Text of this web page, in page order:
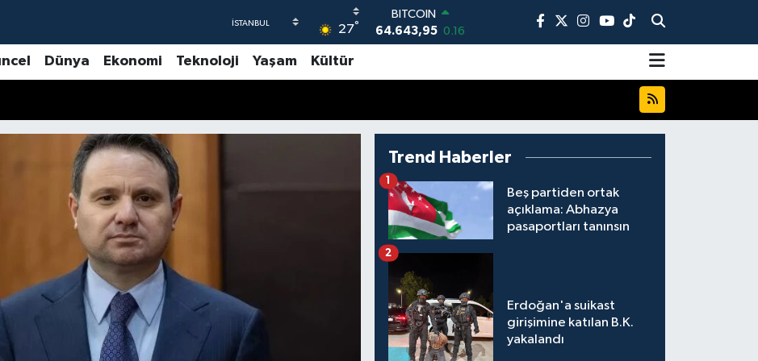
27°
DOLAR
47,6006 0.06
EURO
STERLİN
6513.94 0.32
BİST100
13.768 48
BITCOIN
64.643,95 0.16
Dünya Ekonomi Teknoloji Yaşam Kültür
Trend Haberler
Beş partiden ortak
açıklama: Abhazya
pasaportları tanınsın
1
Erdoğan'a suikast
girişimine katılan B.K.
yakalandı
2